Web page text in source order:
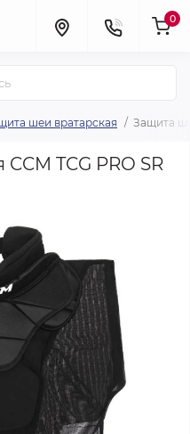
0
шеи вратарская Защита
TCG PRO SR